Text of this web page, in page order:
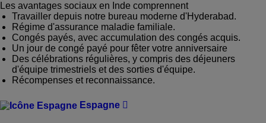
Les avantages sociaux en Inde comprennent
Travailler depuis notre bureau moderne d'Hyderabad.
Régime d'assurance maladie familiale.
Congés payés, avec accumulation des congés acquis.
Un jour de congé payé pour fêter votre anniversaire
Des célébrations régulières, y compris des déjeuners
d'équipe trimestriels et des sorties d'équipe.
Récompenses et reconnaissance.
Espagne